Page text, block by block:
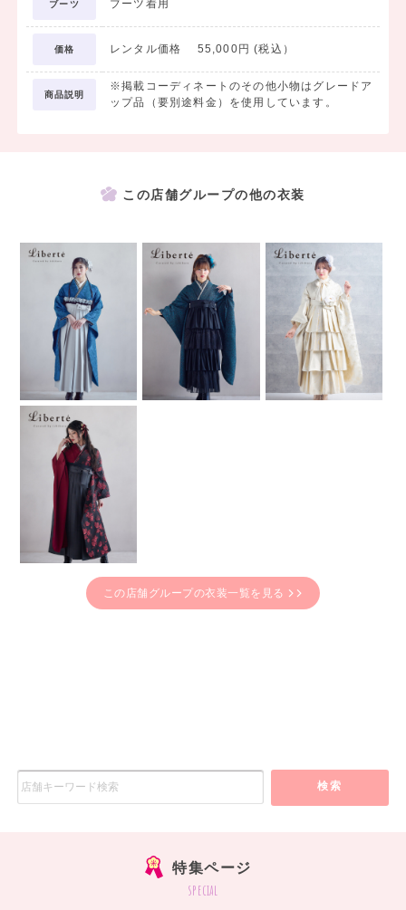
ブーツ ブーツ着用
価格 レンタル価格 55,000円 (税込）
商品説明
※掲載コーディネートのその他小物はグレードア
ップ品（要別途料金）を使用しています。
この店舗グループの他の衣装
この店舗グループの衣装一覧を見る
検索
特集ページ
special